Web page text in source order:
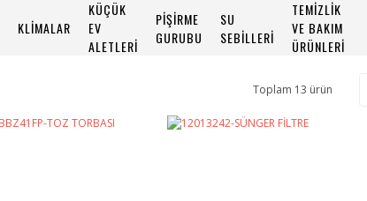
KLİMALAR
KÜÇÜK
EV
ALETLERİ
PİŞİRME
GURUBU
SU
SEBİLLERİ
TEMİZLİK
VE BAKIM
ÜRÜNLERİ
Toplam 13 ürün